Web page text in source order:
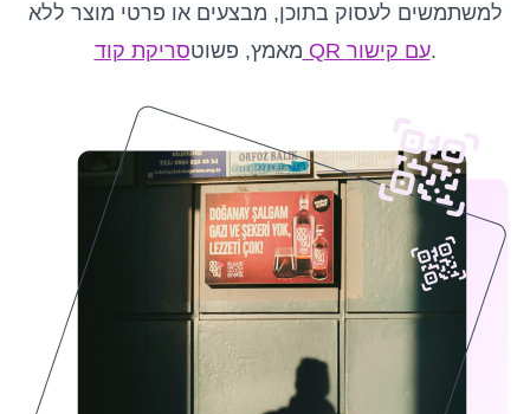
למשתמשים לעסוק בתוכן, מבצעים או פרטי מוצר ללא
מאמץ, פשוט
סריקת קוד QR עם קישור.